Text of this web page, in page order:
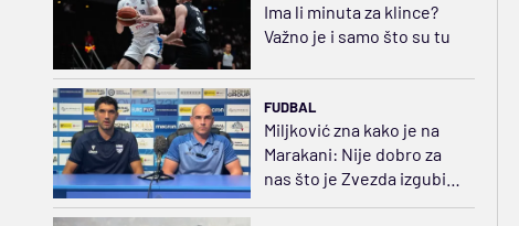
Ima li minuta za klince?
Važno je i samo što su tu
FUDBAL
Miljković zna kako je na
Marakani: Nije dobro za
nas što je Zvezda izgubila
u Evropi